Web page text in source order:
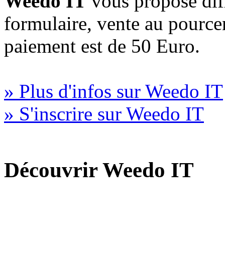
formulaire, vente au
paiement est de 50 Euro.
» Plus d'infos sur Weedo IT
» S'inscrire sur Weedo IT
Découvrir Weedo IT